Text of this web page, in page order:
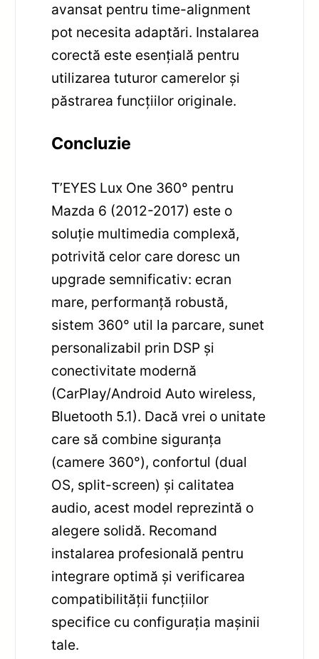
avansat pentru time-alignment
pot necesita adaptări. Instalarea
corectă este esențială pentru
utilizarea tuturor camerelor și
păstrarea funcțiilor originale.
Concluzie
T’EYES Lux One 360° pentru
Mazda 6 (2012-2017) este o
soluție multimedia complexă,
potrivită celor care doresc un
upgrade semnificativ: ecran
mare, performanță robustă,
sistem 360° util la parcare, sunet
personalizabil prin DSP și
conectivitate modernă
(CarPlay/Android Auto wireless,
Bluetooth 5.1). Dacă vrei o unitate
care să combine siguranța
(camere 360°), confortul (dual
OS, split-screen) și calitatea
audio, acest model reprezintă o
alegere solidă. Recomand
instalarea profesională pentru
integrare optimă și verificarea
compatibilității funcțiilor
specifice cu configurația mașinii
tale.